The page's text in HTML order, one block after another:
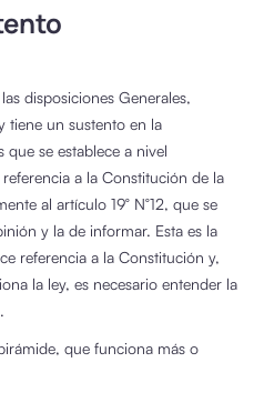
disposiciones Generales,
tiene un sustento en la
se establece a nivel
a la Constitución de la
al artículo 19° N°12, que se
y la de informar. Esta es la
referencia a la Constitución y,
la ley, es necesario entender la
que funciona más o